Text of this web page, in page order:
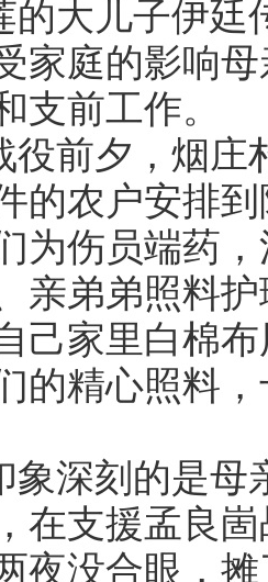
大儿子伊廷
家庭的影响
支前工作。
前夕，烟庄
的农户安排
为伤员端药
亲弟弟照料
己家里白棉
的精心照料
深刻的是母
在支援孟良
夜没合眼，